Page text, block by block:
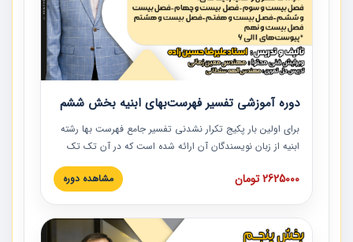
دوره آموزشی تفسیر فهرست‌بهای ابنیه بخش ششم
برای اولین بار پکیج تکرار نشدنی تفسیر جامع فهرست بها رشته
ابنیه از زبان نویسندگان آن ارائه شده است که در آن تک تک
ردیف ها و مطالب فهرست بها تفسیر و ارائه شده است. این
دوره به صورت کامل تصویری بوده و به همراه تصاویر عملیات
دوره با کلام مهندس علیرضاحسین‌زاده مدیر پروژه مهندسی
مشاور در امر بازنگری فهرست بها رشته ابنیه ارائه شده و به تمام
2625000 تومان مشاهده دوره